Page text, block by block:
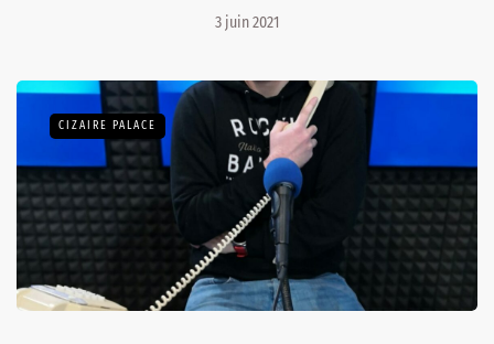
3 juin 2021
CIZAIRE PALACE